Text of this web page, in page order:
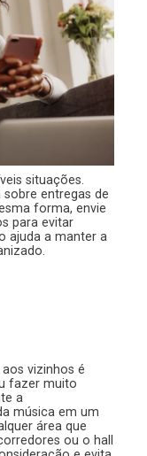
situações.
entregas de
forma, envie
para evitar
ajuda a manter a
vizinhos é
fazer muito
a
música em um
área que
ou o hall